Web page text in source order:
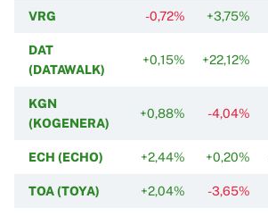
VRG -0,72% +3,75%
DAT
(DATAWALK)
+0,15% +22,12%
KGN
(KOGENERA)
+0,88% -4,04%
ECH (ECHO) +2,44% +0,20%
TOA (TOYA) +2,04% -3,65%